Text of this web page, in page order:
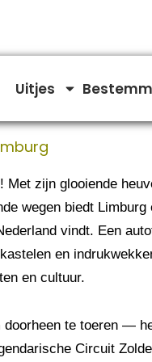
Uitjes
Met zijn glooiende
wegen biedt Limburg
vindt. Een
en
en cultuur.
doorheen te toeren —
Circuit